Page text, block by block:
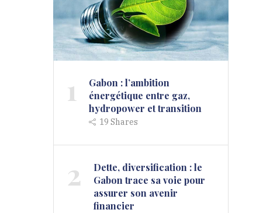
1
Gabon : l’ambition
énergétique entre gaz,
hydropower et transition
19Shares
2
Dette, diversification : le
Gabon trace sa voie pour
assurer son avenir
financier